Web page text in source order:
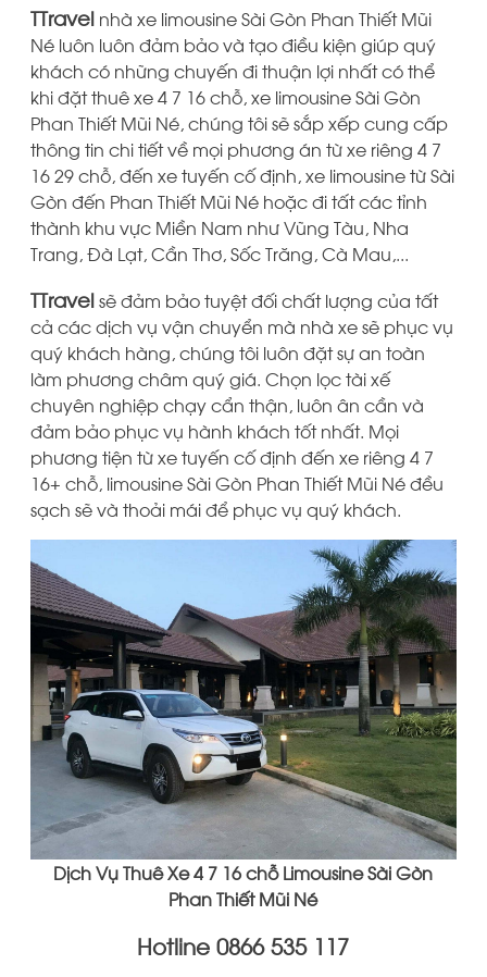
TTravel nhà xe limousine Sài Gòn Phan Thiết Mũi
Né luôn luôn đảm bảo và tạo điều kiện giúp quý
khách có những chuyến đi thuận lợi nhất có thể
khi đặt thuê xe 4 7 16 chỗ, xe limousine Sài Gòn
Phan Thiết Mũi Né, chúng tôi sẽ sắp xếp cung cấp
thông tin chi tiết về mọi phương án từ xe riêng 4 7
16 29 chỗ, đến xe tuyến cố định, xe limousine từ Sài
Gòn đến Phan Thiết Mũi Né hoặc đi tất các tỉnh
thành khu vực Miền Nam như Vũng Tàu, Nha
Trang, Đà Lạt, Cần Thơ, Sốc Trăng, Cà Mau,...
TTravelsẽ đảm bảo tuyệt đối chất lượng của tất
cả các dịch vụ vận chuyển mà nhà xe sẽ phục vụ
quý khách hàng, chúng tôi luôn đặt sự an toàn
làm phương châm quý giá. Chọn lọc tài xế
chuyên nghiệp chạy cẩn thận, luôn ân cần và
đảm bảo phục vụ hành khách tốt nhất. Mọi
phương tiện từ xe tuyến cố định đến xe riêng 4 7
16+ chỗ, limousine Sài Gòn Phan Thiết Mũi Né đều
sạch sẽ và thoải mái để phục vụ quý khách.
Dịch VụThuê Xe 4 7 16 chỗ Limousine Sài Gòn
Phan Thiết Mũi Né
Hotline 0866 535 117